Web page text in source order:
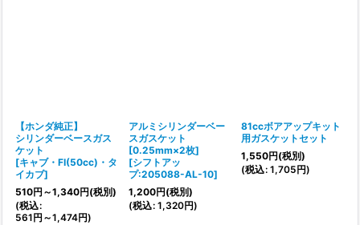
【ホンダ純正】
シリンダーベースガス
ケット
[キャブ・FI(50cc)・タ
イカブ]
510円 ～1,340円(税別)
(税込:
561円 ～1,474円)
アルミシリンダーベー
スガスケット
[0.25mm×2枚]
[シフトアッ
プ:205088-AL-10]
1,200円(税別)
(税込: 1,320円)
81ccボアアップキット
用ガスケットセット
1,550円(税別)
(税込: 1,705円)